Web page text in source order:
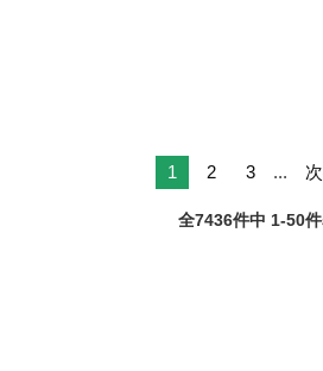
1 2 3 ...
全7436件中 1-50